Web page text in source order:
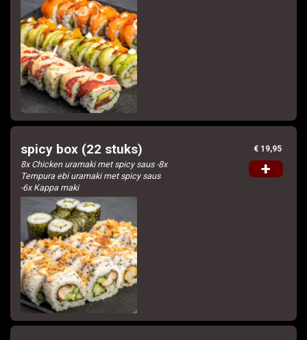
spicy box (22 stuks)
8x Chicken uramaki met spicy saus -8x
Tempura ebi uramaki met spicy saus
-6x Kappa maki
€ 19,95
+